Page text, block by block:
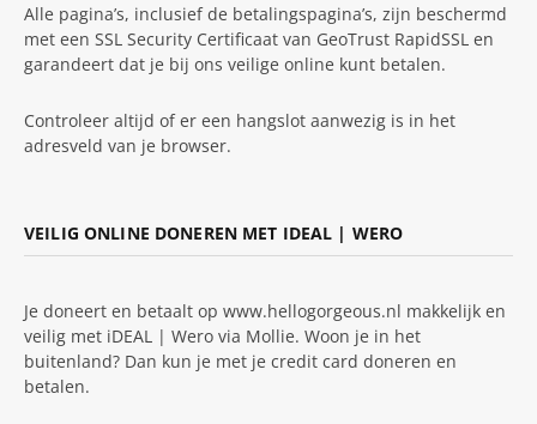
Alle pagina’s, inclusief de betalingspagina’s, zijn beschermd
met een SSL Security Certificaat van GeoTrust RapidSSL en
garandeert dat je bij ons veilige online kunt betalen.
Controleer altijd of er een hangslot aanwezig is in het
adresveld van je browser.
VEILIG ONLINE DONEREN MET IDEAL | WERO
Je doneert en betaalt op www.hellogorgeous.nl makkelijk en
veilig met iDEAL | Wero via Mollie. Woon je in het
buitenland? Dan kun je met je credit card doneren en
betalen.